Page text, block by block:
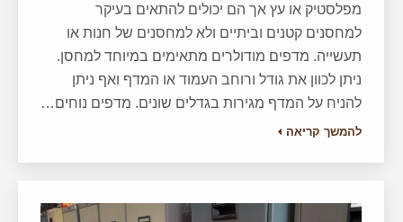
מפלסטיק או עץ אך הם יכולים להתאים בעיקר
למחסנים קטנים וביתיים ולא למחסנים של חנות או
תעשייה. מדפים מודולרים מתאימים במיוחד למחסן.
ניתן לכוון את גודל ורוחב העמוד או המדף ואף ניתן
להניח על המדף מגירות בגדלים שונים. מדפים נוחים…
להמשך קריאה